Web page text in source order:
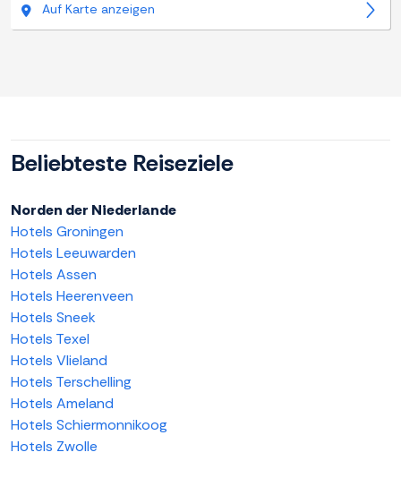
Auf Karte anzeigen
Beliebteste Reiseziele
Norden der Niederlande
Hotels Groningen
Hotels Leeuwarden
Hotels Assen
Hotels Heerenveen
Hotels Sneek
Hotels Texel
Hotels Vlieland
Hotels Terschelling
Hotels Ameland
Hotels Schiermonnikoog
Hotels Zwolle